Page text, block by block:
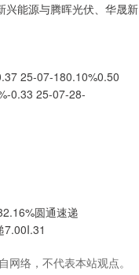
能源与腾晖光伏、华晟新
25-07-180.10%0.50
0.33 25-07-28-
圆通速递
7.00I.31
网络，不代表本站观点。